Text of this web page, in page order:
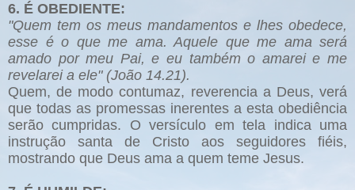
6. É OBEDIENTE:
"Quem tem os meus mandamentos e lhes obedece,
esse é o que me ama. Aquele que me ama será
amado por meu Pai, e eu também o amarei e me
revelarei a ele" (João 14.21).
Quem, de modo contumaz, reverencia a Deus, verá
que todas as promessas inerentes a esta obediência
serão cumpridas. O versículo em tela indica uma
instrução santa de Cristo aos seguidores fiéis,
mostrando que Deus ama a quem teme Jesus.